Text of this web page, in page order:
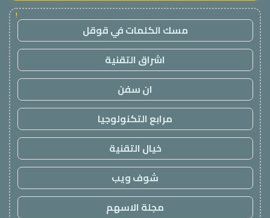
!
مسك الكلمات في قوقل
اشراق التقنية
ان سفن
مرابع التكنولوجيا
خيال التقنية
شوف ويب
مجلة الاسهم